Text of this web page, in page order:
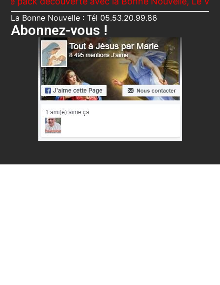
La Bonne Nouvelle : Tél 05.53.20.99.86
Abonnez-vous !